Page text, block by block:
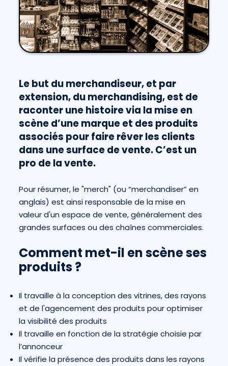
Le but du merchandiseur, et par
extension, du merchandising, est de
raconter une histoire via la mise en
scène d’une marque et des produits
associés pour faire rêver les clients
dans une surface de vente. C’est un
pro de la vente.
Pour résumer, le "merch" (ou “merchandiser” en
anglais) est ainsi responsable de la mise en
valeur d'un espace de vente, généralement des
grandes surfaces ou des chaînes commerciales.
Comment met-il en scène ses
produits ?
Il travaille à la conception des vitrines, des rayons
et de l'agencement des produits pour optimiser
la visibilité des produits
Il travaille en fonction de la stratégie choisie par
l’annonceur
Il vérifie la présence des produits dans les rayons